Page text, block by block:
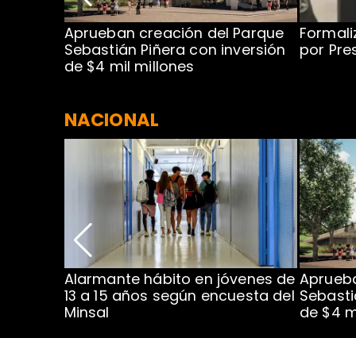
Aprueban creación del Parque
Sebastián Piñera con inversión
de $4 mil millones
por
NACIONAL
Alarmante hábito en jóvenes de
13 a 15 años según encuesta del
Minsal
de $4